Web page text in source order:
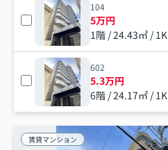
104
5万円
1階 / 24.43㎡ / 1K
602
5.3万円
6階 / 24.17㎡ / 1K
賃貸マンション